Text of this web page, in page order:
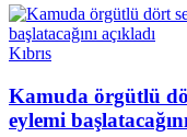
Kıbrıs
Kamuda örgütlü
eylemi